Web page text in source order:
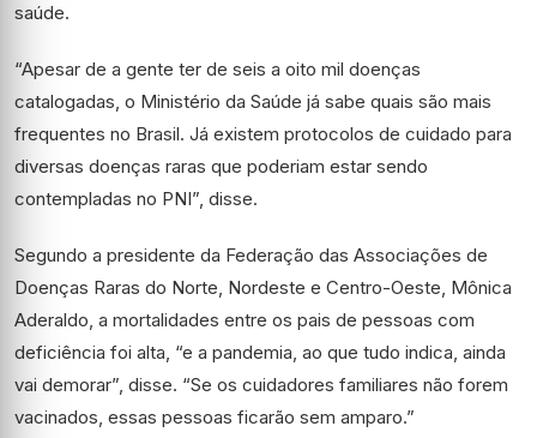
saúde.
“Apesar de a gente ter de seis a oito mil doenças
catalogadas, o Ministério da Saúde já sabe quais são mais
frequentes no Brasil. Já existem protocolos de cuidado para
diversas doenças raras que poderiam estar sendo
contempladas no PNI”, disse.
Segundo a presidente da Federação das Associações de
Doenças Raras do Norte, Nordeste e Centro-Oeste, Mônica
Aderaldo, a mortalidades entre os pais de pessoas com
deficiência foi alta, “e a pandemia, ao que tudo indica, ainda
vai demorar”, disse. “Se os cuidadores familiares não forem
vacinados, essas pessoas ficarão sem amparo.”